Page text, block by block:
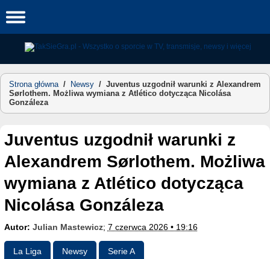
to
Strona główna/ Newsy / Juventus uzgodnił warunki z Alexandrem
Sørlothem. Możliwa wymiana z Atlético dotycząca Nicolása
Gonzáleza
Juventus uzgodnił warunki z
Alexandrem Sørlothem. Możliwa
wymiana z Atlético dotycząca
Nicolása Gonzáleza
Autor: Julian Mastewicz; 7 czerwca 2026 • 19:16
La Liga Newsy Serie A